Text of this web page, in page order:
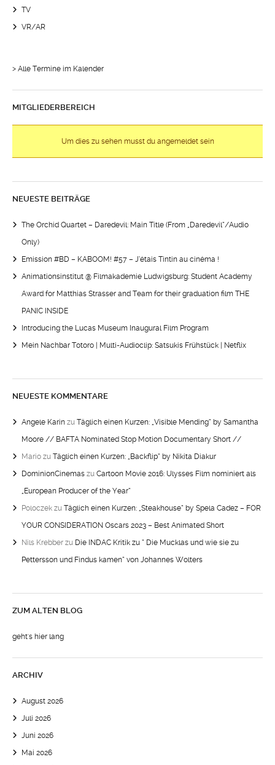
TV
VR/AR
> Alle Termine im Kalender
MITGLIEDERBEREICH
Um dies zu sehen musst du angemeldet sein
NEUESTE BEITRÄGE
The Orchid Quartet – Daredevil: Main Title (From „Daredevil“/Audio
Only)
Emission #BD – KABOOM! #57 – J’étais Tintin au cinéma !
Animationsinstitut @ Filmakademie Ludwigsburg: Student Academy
Award for Matthias Strasser and Team for their graduation film THE
PANIC INSIDE
Introducing the Lucas Museum Inaugural Film Program
Mein Nachbar Totoro | Multi-Audioclip: Satsukis Frühstück | Netflix
NEUESTE KOMMENTARE
Angele Karin zu Täglich einen Kurzen: „Visible Mending“ by Samantha
Moore // BAFTA Nominated Stop Motion Documentary Short //
Mario zu Täglich einen Kurzen: „Backflip“ by Nikita Diakur
DominionCinemas zu Cartoon Movie 2016: Ulysses Film nominiert als
„European Producer of the Year“
Poloczek zu Täglich einen Kurzen: „Steakhouse“ by Spela Cadez – FOR
YOUR CONSIDERATION Oscars 2023 – Best Animated Short
Nils Krebber zu Die INDAC Kritik zu “ Die Mucklas und wie sie zu
Pettersson und Findus kamen“ von Johannes Wolters
ZUM ALTEN BLOG
geht's hier lang
ARCHIV
August 2026
Juli 2026
Juni 2026
Mai 2026